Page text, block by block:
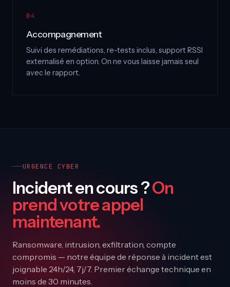
Accompagnement
Suivi des remédiations, re-tests inclus, support RSSI
externalisé en option. On ne vous laisse jamais seul
avec le rapport.
URGENCE CYBER
Incident en cours ?On
prend votre appel
maintenant.
Ransomware, intrusion, exfiltration, compte
compromis — notre équipe de réponse à incident est
joignable 24h/24, 7j/7. Premier échange technique en
moins de 30 minutes.